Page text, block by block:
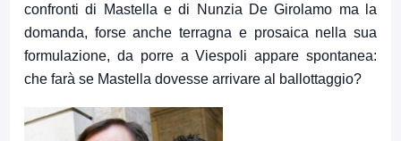
confronti di Mastella e di Nunzia De Girolamo ma la
domanda, forse anche terragna e prosaica nella sua
formulazione, da porre a Viespoli appare spontanea:
che farà se Mastella dovesse arrivare al ballottaggio?